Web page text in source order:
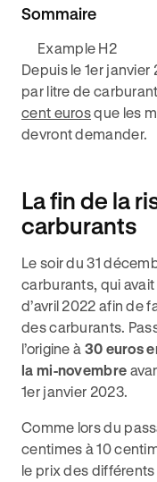
Sommaire
Example H2
Depuis le 1er
par litre de
cent eurosque les
devront demander.
La fin de la
carburants
Le soir du 31
carburants, qui
d’avril 2022 afin de
des carburants.
l’origine à 30 euros
la mi-novembre
1er janvier 2023.
Comme lors du
centimes à 10
le prix des